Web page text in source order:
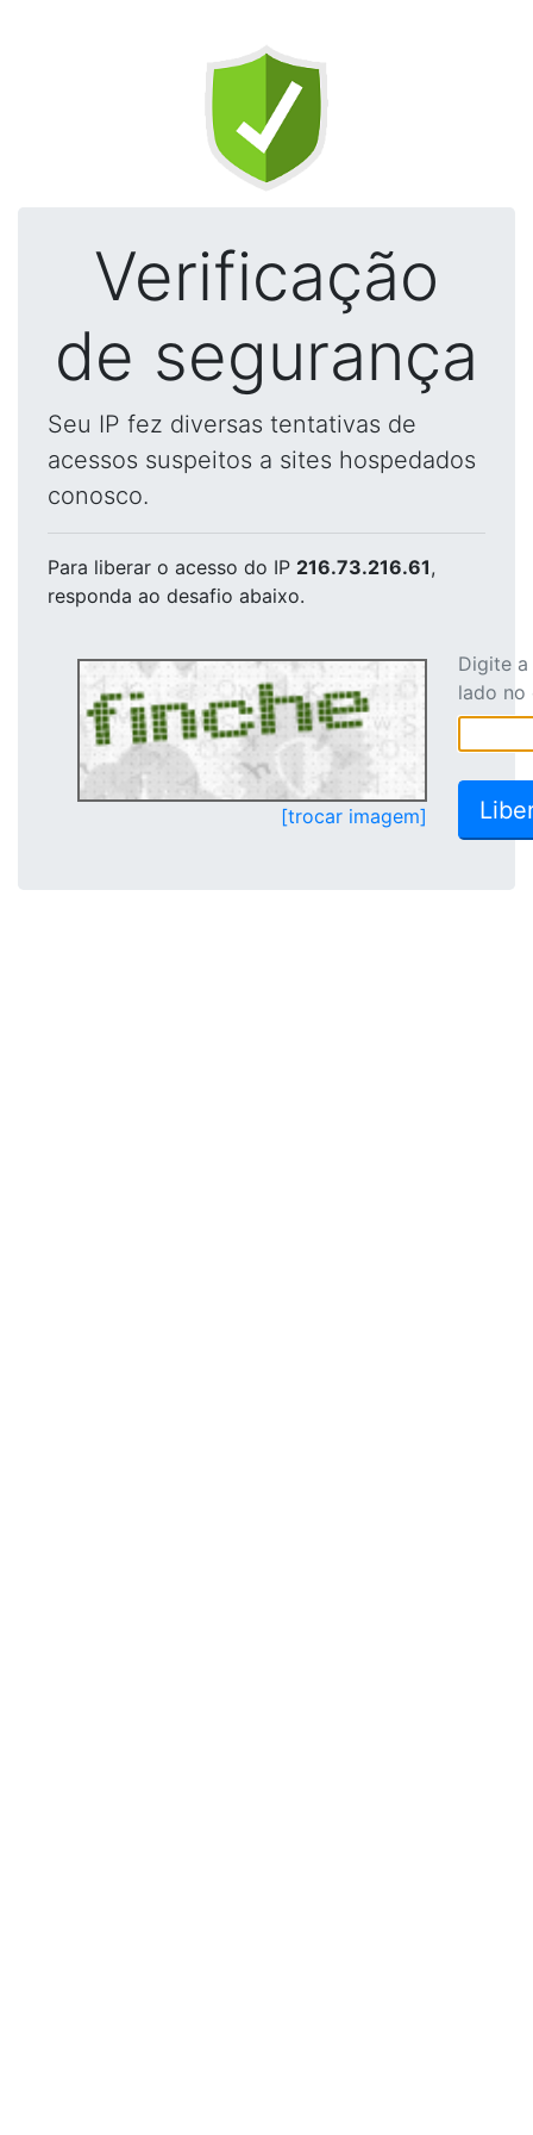
Verificação
de segurança
Seu IP fez diversas tentativas de
acessos suspeitos a sites hospedados
conosco.
Para liberar o acesso do IP 216.73.216.61,
responda ao desafio abaixo.
[trocar imagem]
Digite
lado no